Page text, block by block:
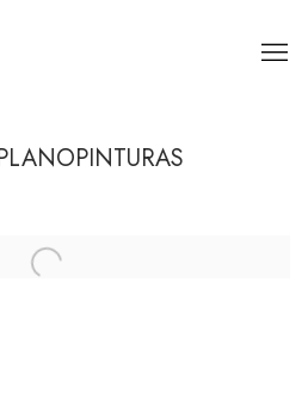
following image in a popup: